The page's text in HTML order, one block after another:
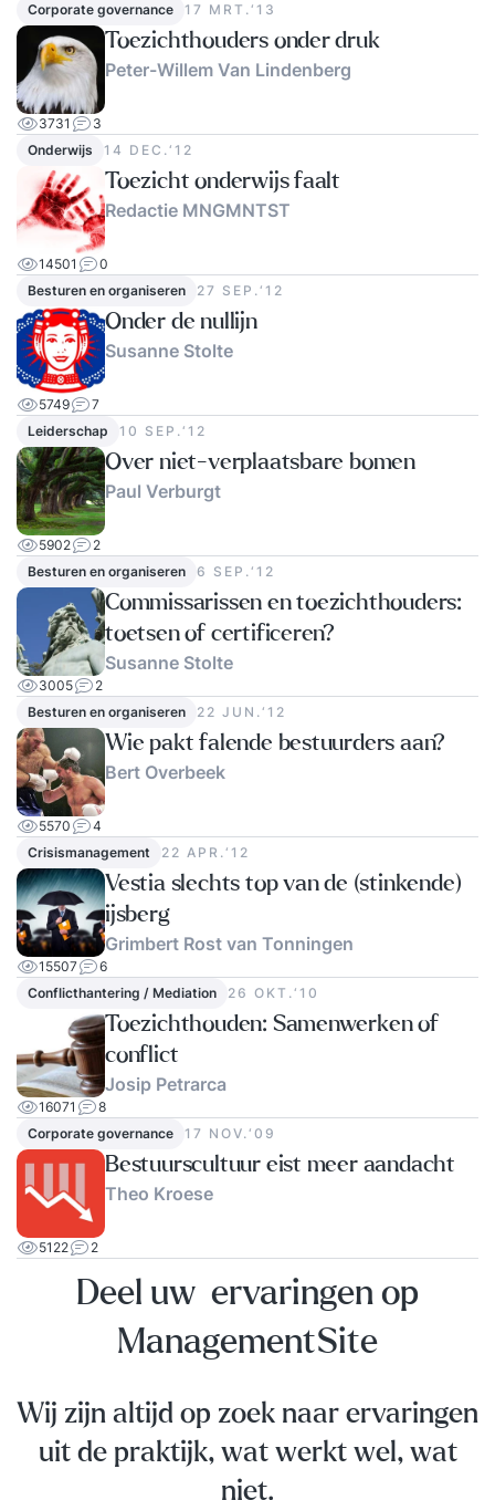
Corporate governance 17 MRT.‘13
Toezichthouders onder druk
Peter-Willem Van Lindenberg
3731
3
Onderwijs
14 DEC.‘12
Toezicht onderwijs faalt
Redactie MNGMNTST
14501
0
Besturen en organiseren
27 SEP.‘12
Onder de nullijn
Susanne Stolte
5749
7
Leiderschap
10 SEP.‘12
Over niet-verplaatsbare bomen
Paul Verburgt
5902
2
Besturen en organiseren
6 SEP.‘12
Commissarissen en toezichthouders:
toetsen of certificeren?
Susanne Stolte
3005
2
Besturen en organiseren
22 JUN.‘12
Wie pakt falende bestuurders aan?
Bert Overbeek
5570
4
Crisismanagement
22 APR.‘12
Vestia slechts top van de (stinkende)
ijsberg
Grimbert Rost van Tonningen
15507
6
Conflicthantering / Mediation
26 OKT.‘10
Toezichthouden: Samenwerken of
conflict
Josip Petrarca
16071
8
Corporate governance
17 NOV.‘09
Bestuurscultuur eist meer aandacht
Theo Kroese
5122 2
Deel uw ervaringen op
ManagementSite
Wij zijn altijd op zoek naar ervaringen
uit de praktijk, wat werkt wel, wat
niet.